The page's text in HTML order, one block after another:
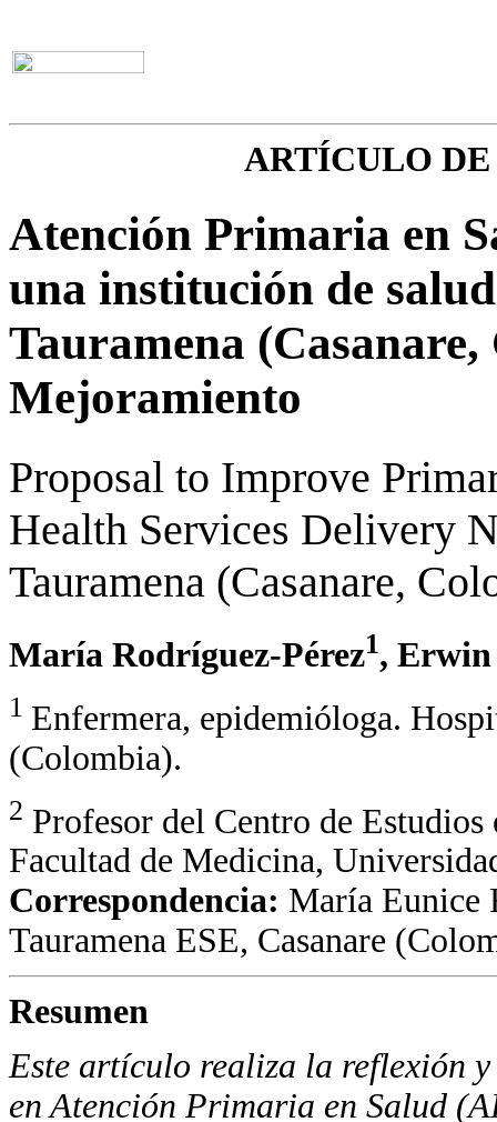
ARTÍCULO
Atención Primaria en
una institución de
Tauramena
Mejoramiento
Proposal to Improve
Health Services Delivery
Tauramena (Casanare,
María Rodríguez-Pérez1, Erwin
1 Enfermera, epidemióloga.
(Colombia).
2 Profesor del Centro de
Facultad de Medicina,
Correspondencia: María Eunice
Tauramena ESE, Casanare
Resumen
Este artículo realiza la reflexión
en Atención Primaria en Salud